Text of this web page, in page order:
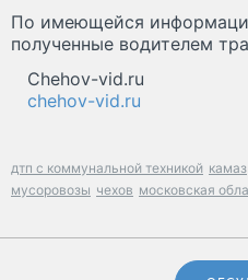
По имеющейся
полученные водителем
Chehov-vid.ru
chehov-vid.ru
дтп с коммунальной техникой камаз
мусоровозы чехов московская